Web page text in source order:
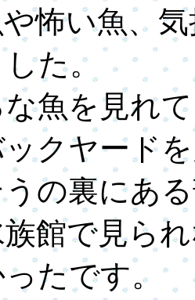
怖い魚、気
た。
魚を見れて
クヤードを
の裏にあ
館で見ら
たです。